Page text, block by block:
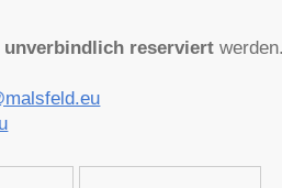
unverbindlich reserviert werden.